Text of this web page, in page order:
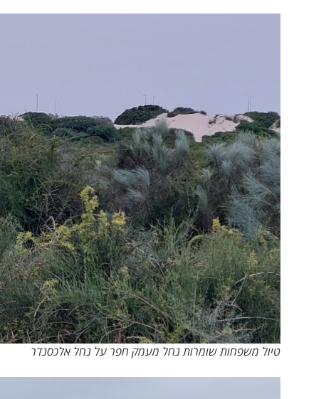
טיול משפחות שומרות נחל מעמק חפר על נחל אלכסנדר